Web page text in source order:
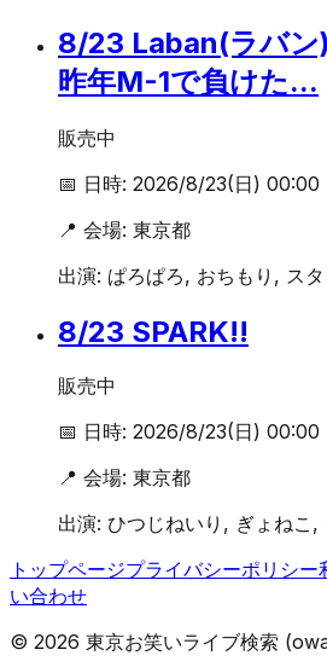
8/23 Laban(ラバン
昨年M-1で負けた...
販売中
📅 日時: 2026/8/23(日) 00:00
📍 会場: 東京都
出演: ぱろぱろ, おちもり, ス
8/23 SPARK!!
販売中
📅 日時: 2026/8/23(日) 00:00
📍 会場: 東京都
出演: ひつじねいり, ぎょねこ,
トップページプライバシーポリシー
い合わせ
© 2026 東京お笑いライブ検索